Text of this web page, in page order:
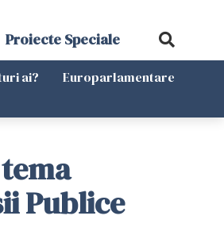
Proiecte Speciale
ai?
Europarlamentare
Publice